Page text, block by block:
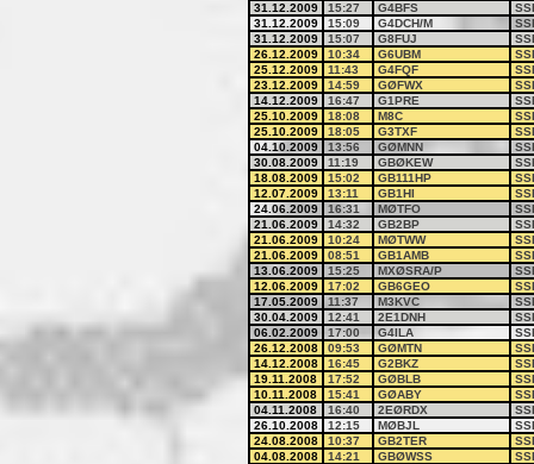
31.12.2009
15:27 G4BFS
31.12.2009
15:09 G4DCH/M
31.12.2009
15:07 G8FUJ
26.12.2009
10:34 G6UBM
25.12.2009
11:43 G4FQF
23.12.2009
14:59 GØFWX
14.12.2009
16:47 G1PRE
25.10.2009
18:08 M8C
25.10.2009
18:05 G3TXF
04.10.2009
13:56 GØMNN
30.08.2009
11:19 GBØKEW
18.08.2009
15:02 GB111HP
12.07.2009
13:11 GB1HI
24.06.2009
16:31 MØTFO
21.06.2009
14:32 GB2BP
21.06.2009
10:24 MØTWW
21.06.2009
08:51 GB1AMB
13.06.2009
15:25 MXØSRA/P
12.06.2009
17:02 GB6GEO
17.05.2009
11:37 M3KVC
30.04.2009
12:41 2E1DNH
06.02.2009
17:00 G4ILA
26.12.2008
09:53 GØMTN
14.12.2008
16:45 G2BKZ
19.11.2008
17:52 GØBLB
10.11.2008
15:41 GØABY
04.11.2008
16:40 2EØRDX
26.10.2008
12:15 MØBJL
24.08.2008
10:37 GB2TER
04.08.2008
14:21 GBØWSS